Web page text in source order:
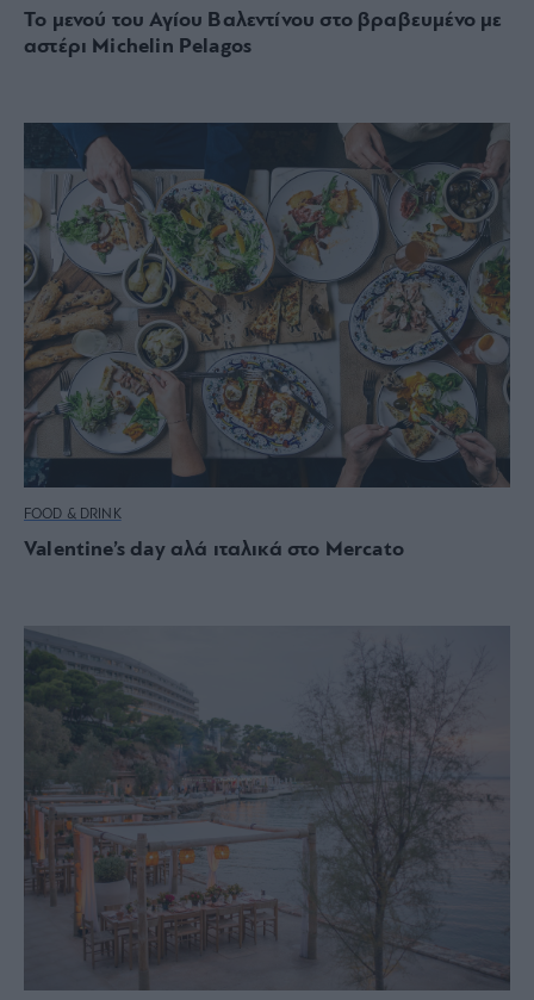
Το μενού του Αγίου Βαλεντίνου στο βραβευμένο με
αστέρι Michelin Pelagos
FOOD & DRINK
Valentine’s day αλά ιταλικά στο Mercato